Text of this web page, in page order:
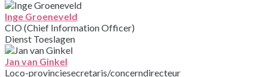
Inge Groeneveld
CIO (Chief Information Officer)
Dienst Toeslagen
Jan van Ginkel
Loco-provinciesecretaris/concerndirecteur